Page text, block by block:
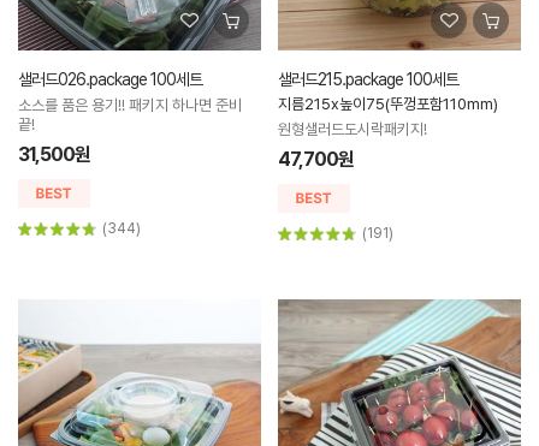
샐러드026.package 100세트
소스를 품은 용기!! 패키지 하나면 준비
끝!
31,500원
(344)
샐러드215.package 100세트
지름215x높이75(뚜껑포함110mm)
원형샐러드도시락패키지!
47,700원
(191)